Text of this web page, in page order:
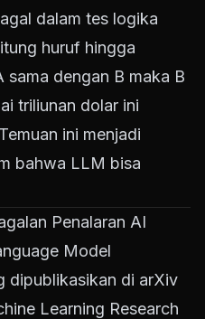
dalam tes logika
huruf hingga
dengan B maka B
triliunan dolar ini
ini menjadi
bahwa LLM bisa
Penalaran AI
Model
dipublikasikan di arXiv
Learning Research